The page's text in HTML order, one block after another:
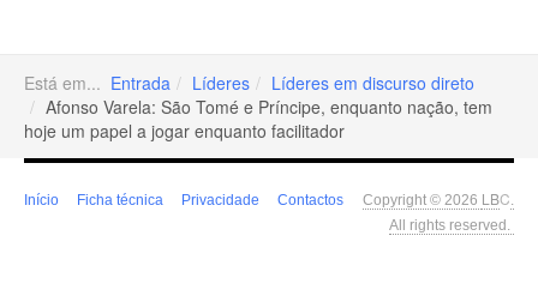
Está em... Entrada Líderes
Líderes em discurso direto
Afonso Varela: São Tomé e Príncipe, enquanto nação, tem
hoje um papel a jogar enquanto facilitador
Início Ficha técnica Privacidade Contactos Copyright © 2026 LBC.
All rights reserved.